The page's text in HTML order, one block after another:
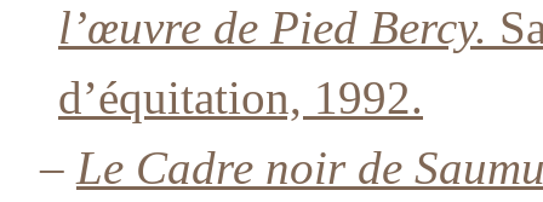
l’œuvre de Pied Bercy.
d’équitation, 1992.
– Le Cadre noir de